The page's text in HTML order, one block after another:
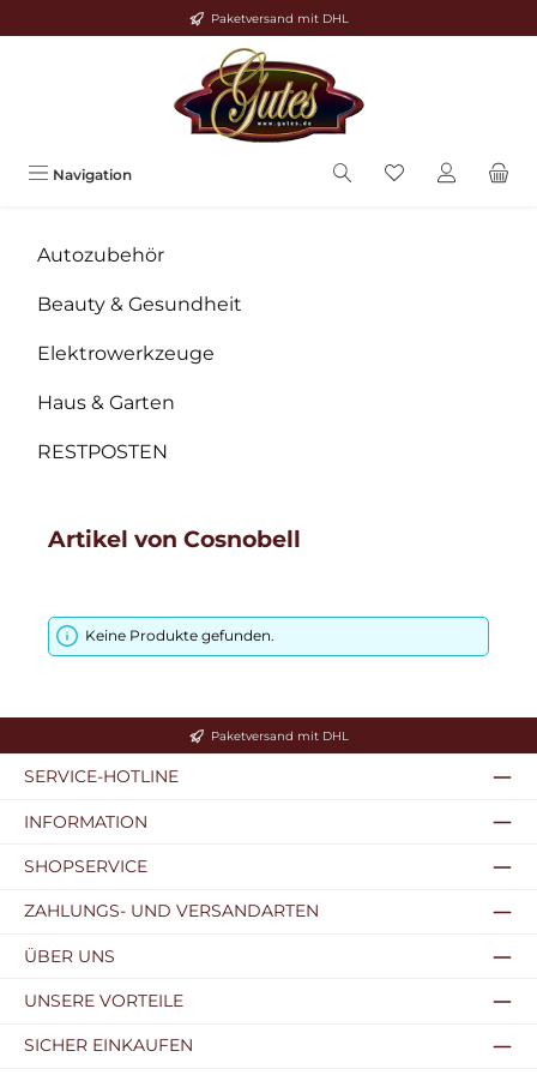
Zum Hauptinhalt springen Paketversand mit DHL
Navigation
Autozubehör
Beauty & Gesundheit
Elektrowerkzeuge
Haus & Garten
RESTPOSTEN
Artikel von Cosnobell
Keine Produkte gefunden.
Paketversand mit DHL
SERVICE-HOTLINE
INFORMATION
SHOPSERVICE
ZAHLUNGS- UND VERSANDARTEN
ÜBER UNS
UNSERE VORTEILE
SICHER EINKAUFEN